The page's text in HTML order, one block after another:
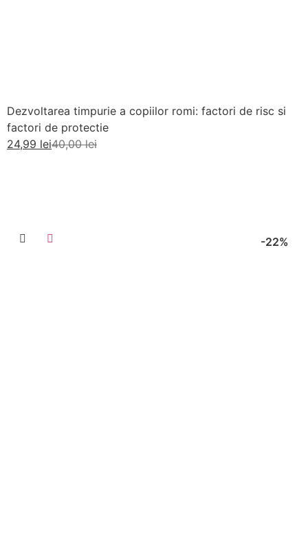
Dezvoltarea timpurie a copiilor romi: factori de risc si
factori de protectie
40,00lei
24,99 lei
-22%